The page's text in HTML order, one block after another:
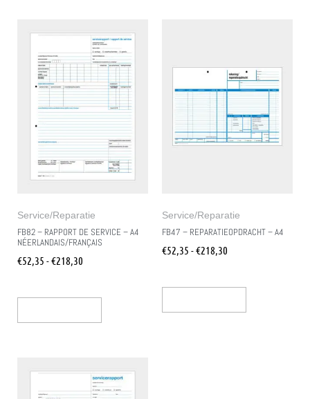
Service/Reparatie
FB82 – RAPPORT DE SERVICE – A4
NÉERLANDAIS/FRANÇAIS
€52,35 -€218,30
Service/Reparatie
FB47 – REPARATIEOPDRACHT – A4
€52,35 -€218,30